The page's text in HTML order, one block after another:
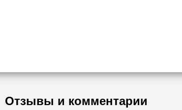
Отзывы и комментарии